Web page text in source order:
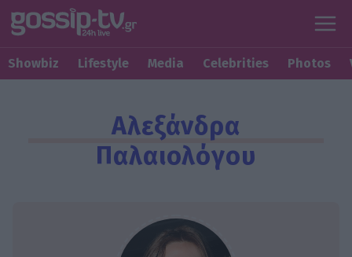
Showbiz Lifestyle Media Celebrities Photos
Αλεξάνδρα
Παλαιολόγου